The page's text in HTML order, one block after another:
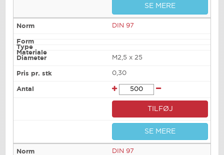
SE MERE
DIN 97
M2,5 x 25
0,30
TILFØJ
SE MERE
DIN 97